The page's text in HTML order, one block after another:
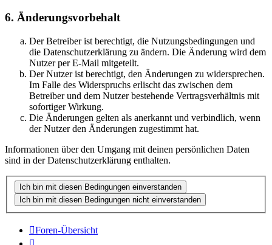
6. Änderungsvorbehalt
Der Betreiber ist berechtigt, die Nutzungsbedingungen und
die Datenschutzerklärung zu ändern. Die Änderung wird dem
Nutzer per E-Mail mitgeteilt.
Der Nutzer ist berechtigt, den Änderungen zu widersprechen.
Im Falle des Widerspruchs erlischt das zwischen dem
Betreiber und dem Nutzer bestehende Vertragsverhältnis mit
sofortiger Wirkung.
Die Änderungen gelten als anerkannt und verbindlich, wenn
der Nutzer den Änderungen zugestimmt hat.
Informationen über den Umgang mit deinen persönlichen Daten
sind in der Datenschutzerklärung enthalten.
Foren-Übersicht